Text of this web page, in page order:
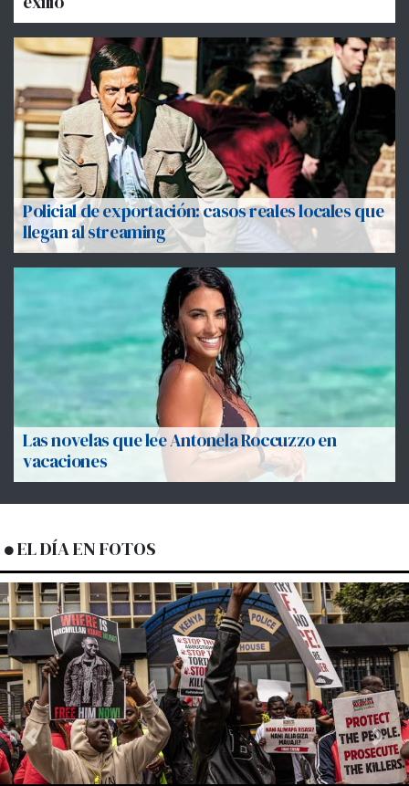
Policial de exportación: casos reales locales que
llegan al streaming
Las novelas que lee Antonela Roccuzzo en
vacaciones
EL DÍA EN FOTOS
Previous Next